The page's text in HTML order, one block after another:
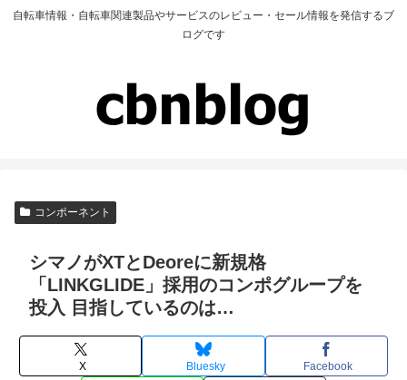
自転車情報・自転車関連製品やサービスのレビュー・セール情報を発信するブ
ログです
コンポーネント
シマノがXTとDeoreに新規格
「LINKGLIDE」採用のコンポグループを
投入 目指しているのは…
X Bluesky Facebook